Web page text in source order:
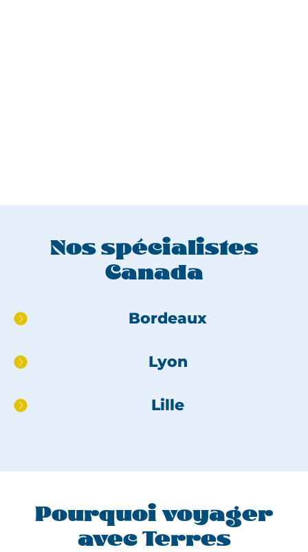
Nos spécialistes
Canada
Aller
directement
pied
Bordeaux
Lyon
Lille
Pourquoi voyager
avec Terres